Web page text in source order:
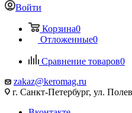
Войти
Корзина0
Отложенные0
Сравнение товаров0
zakaz@keromag.ru
г. Санкт-Петербург, ул.